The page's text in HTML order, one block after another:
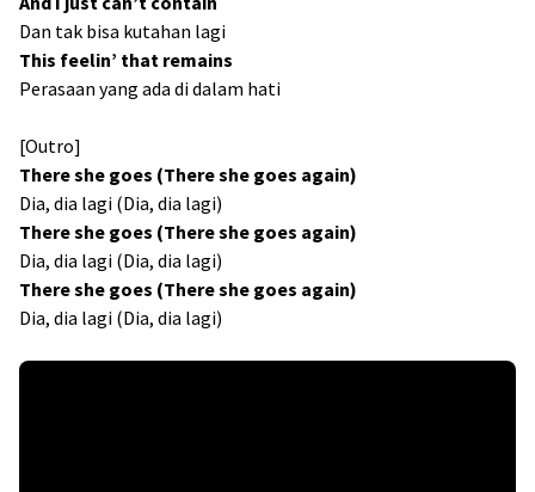
Dan tak bisa kutahan lagi
This feelin’ that remains
Perasaan yang ada di dalam hati
[Outro]
There she goes (There she goes again)
Dia, dia lagi (Dia, dia lagi)
There she goes (There she goes again)
Dia, dia lagi (Dia, dia lagi)
There she goes (There she goes again)
Dia, dia lagi (Dia, dia lagi)